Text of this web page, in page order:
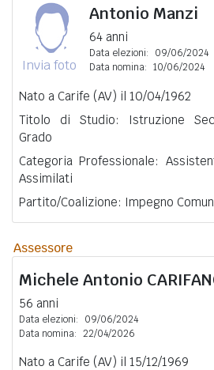
Invia foto
Antonio Manzi
64 anni
Data elezioni:
09/06/2024
Data nomina: 10/06/2024
Nato a Carife (AV) il 10/04/1962
Titolo di Studio: Istruzione
Grado
Categoria Professionale:
Assimilati
Partito/Coalizione: Impegno
Assessore
Michele Antonio
56 anni
Data elezioni:
09/06/2024
Data nomina: 22/04/2026
Nato a Carife (AV) il 15/12/1969